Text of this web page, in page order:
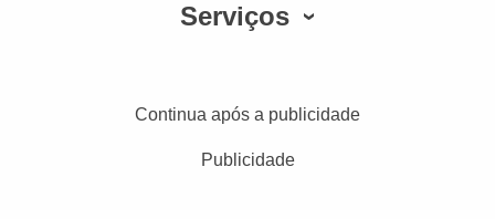
Serviços
Continua após a publicidade
Publicidade